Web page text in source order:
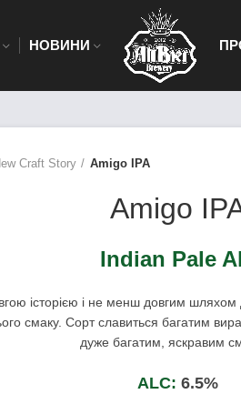
НОВИНИ
Craft Story Amigo IPA
Amigo
Indian Pale
історією і не менш довгим
смаку. Сорт славиться багатим
дуже багатим, яскравим
ALC: 6.5%